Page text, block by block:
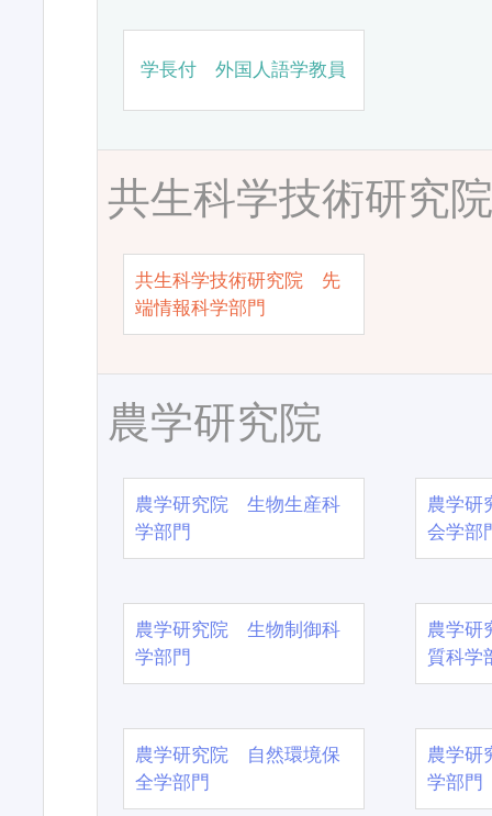
学長付 外国人語学教員
共生科学技術研究
共生科学技術研究院 先
端情報科学部門
農学研究院
農学研究院 生物生産科
学部門
農学
会学部
農学研究院 生物制御科
学部門
農学
質科学
農学研究院 自然環境保
全学部門
農学
学部門